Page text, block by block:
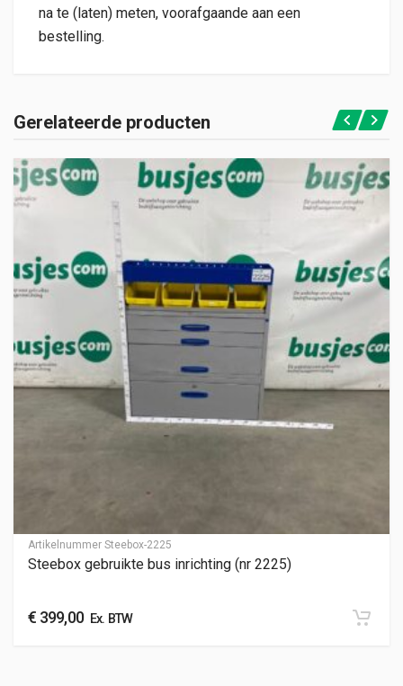
na te (laten) meten, voorafgaande aan een
bestelling.
Gerelateerde producten
Artikelnummer Steebox-2225
Steebox gebruikte bus inrichting (nr 2225)
€ 399,00Ex. BTW